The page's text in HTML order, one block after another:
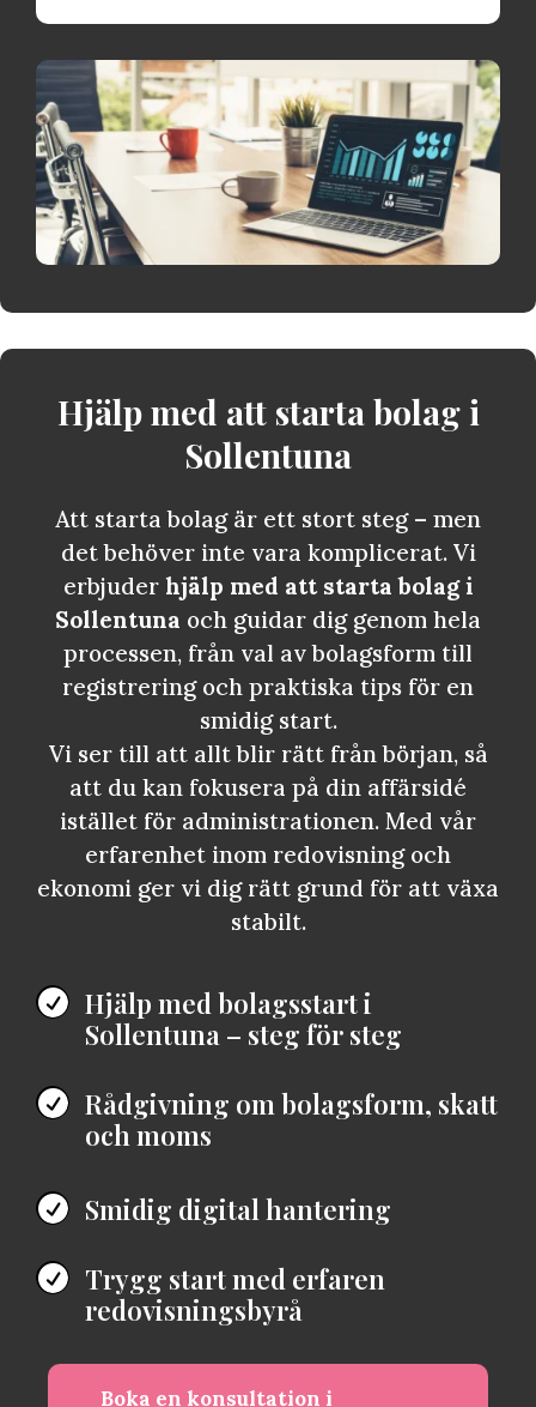
Hjälp med att starta bolag i
Sollentuna
Att starta bolag är ett stort steg – men
det behöver inte vara komplicerat. Vi
erbjuder hjälp med att starta bolag i
Sollentuna och guidar dig genom hela
processen, från val av bolagsform till
registrering och praktiska tips för en
smidig start.
Vi ser till att allt blir rätt från början, så
att du kan fokusera på din affärsidé
istället för administrationen. Med vår
erfarenhet inom redovisning och
ekonomi ger vi dig rätt grund för att växa
stabilt.
 Hjälp med bolagsstart i
Sollentuna – steg för steg
 Rådgivning om bolagsform, skatt
och moms
 Smidig digital hantering
 Trygg start med erfaren
redovisningsbyrå
Boka en konsultation i